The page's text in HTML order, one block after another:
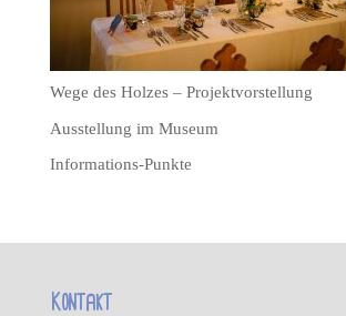
Wege des Holzes – Projektvorstellung
Ausstellung im Museum
Informations-Punkte
Kontakt